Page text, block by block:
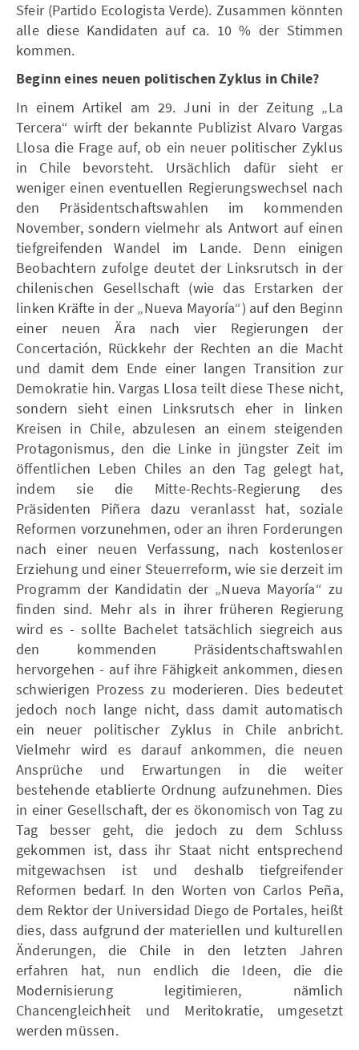
Sfeir (Partido Ecologista Verde). Zusammen könnten
alle diese Kandidaten auf ca. 10 % der Stimmen
kommen.
Beginn eines neuen politischen Zyklus in Chile?
In einem Artikel am 29. Juni in der Zeitung „La
Tercera“ wirft der bekannte Publizist Alvaro Vargas
Llosa die Frage auf, ob ein neuer politischer Zyklus
in Chile bevorsteht. Ursächlich dafür sieht er
weniger einen eventuellen Regierungswechsel nach
den Präsidentschaftswahlen im kommenden
November, sondern vielmehr als Antwort auf einen
tiefgreifenden Wandel im Lande. Denn einigen
Beobachtern zufolge deutet der Linksrutsch in der
chilenischen Gesellschaft (wie das Erstarken der
linken Kräfte in der „Nueva Mayoría“) auf den Beginn
einer neuen Ära nach vier Regierungen der
Concertación, Rückkehr der Rechten an die Macht
und damit dem Ende einer langen Transition zur
Demokratie hin. Vargas Llosa teilt diese These nicht,
sondern sieht einen Linksrutsch eher in linken
Kreisen in Chile, abzulesen an einem steigenden
Protagonismus, den die Linke in jüngster Zeit im
öffentlichen Leben Chiles an den Tag gelegt hat,
indem sie die Mitte-Rechts-Regierung des
Präsidenten Piñera dazu veranlasst hat, soziale
Reformen vorzunehmen, oder an ihren Forderungen
nach einer neuen Verfassung, nach kostenloser
Erziehung und einer Steuerreform, wie sie derzeit im
Programm der Kandidatin der „Nueva Mayoría“ zu
finden sind. Mehr als in ihrer früheren Regierung
wird es - sollte Bachelet tatsächlich siegreich aus
den kommenden Präsidentschaftswahlen
hervorgehen - auf ihre Fähigkeit ankommen, diesen
schwierigen Prozess zu moderieren. Dies bedeutet
jedoch noch lange nicht, dass damit automatisch
ein neuer politischer Zyklus in Chile anbricht.
Vielmehr wird es darauf ankommen, die neuen
Ansprüche und Erwartungen in die weiter
bestehende etablierte Ordnung aufzunehmen. Dies
in einer Gesellschaft, der es ökonomisch von Tag zu
Tag besser geht, die jedoch zu dem Schluss
gekommen ist, dass ihr Staat nicht entsprechend
mitgewachsen ist und deshalb tiefgreifender
Reformen bedarf. In den Worten von Carlos Peña,
dem Rektor der Universidad Diego de Portales, heißt
dies, dass aufgrund der materiellen und kulturellen
Änderungen, die Chile in den letzten Jahren
erfahren hat, nun endlich die Ideen, die die
Modernisierung legitimieren, nämlich
Chancengleichheit und Meritokratie, umgesetzt
werden müssen.